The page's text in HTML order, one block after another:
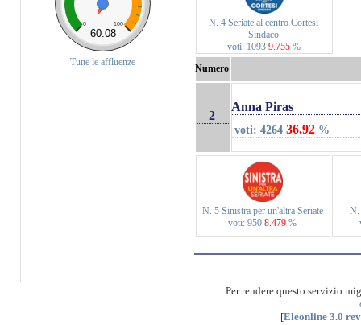
0 100
60.08
Tutte le affluenze
N. 4 Seriate al centro Cortesi
Sindaco
voti: 1093 9.755 %
Numero
2
Anna Piras
voti: 426436.92 %
N. 5 Sinistra per un'altra Seriate
voti: 9508.479%
N.
Per rendere questo servizio
[Eleonline 3.0